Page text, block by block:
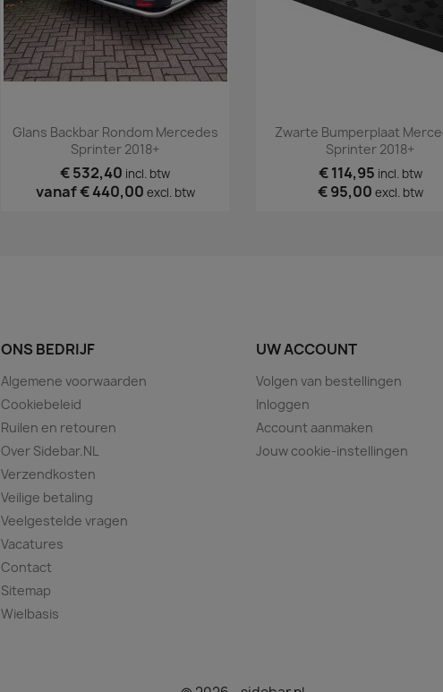
Snel bekijken
Glans Backbar Rondom Mercedes
Sprinter 2018+
€ 532,40 incl. btw
vanaf€ 440,00 excl. btw
Snel bekijken
Zwarte Bumperplaat
Sprinter 2018+
€ 114,95 incl. btw
€ 95,00 excl. btw
ONS BEDRIJF
Algemene voorwaarden
Cookiebeleid
Ruilen en retouren
Over Sidebar.NL
Verzendkosten
Veilige betaling
Veelgestelde vragen
Vacatures
Contact
Sitemap
Wielbasis
UW ACCOUNT
Volgen van bestellingen
Inloggen
Account aanmaken
Jouw cookie-instellingen